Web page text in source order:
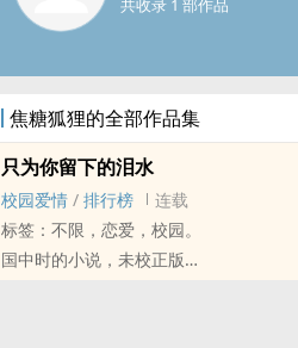
共收录 1 部作品
焦糖狐狸的全部作品集
只为你留下的泪水
校园爱情 / 排行榜
连载
标签：不限，恋爱，校园。
国中时的小说，未校正版